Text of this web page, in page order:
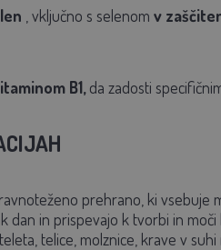
, vključno s selenom v
B1,da zadosti
prehrano, ki vsebuje
dan in prispevajo k tvorbi in
telice, molznice, krave v